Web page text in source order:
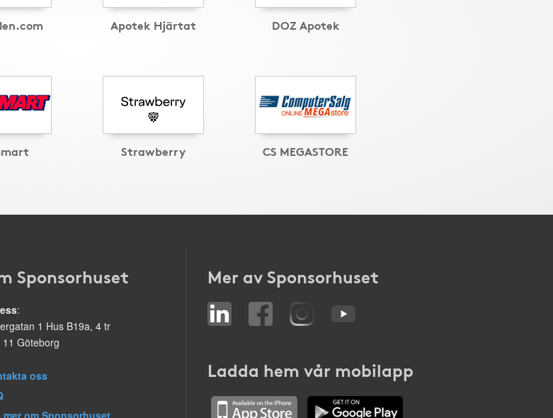
Apotek Hjärtat DOZ Apotek
Strawberry CS MEGASTORE
Sponsorhuset
:
1 Hus B19a, 4 tr
11 Göteborg
oss
mer om Sponsorhuset
Mer av Sponsorhuset
Ladda hem vår mobilapp